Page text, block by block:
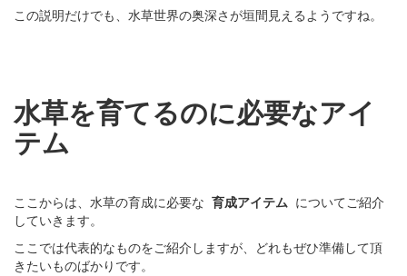
この説明だけでも、水草世界の奥深さが垣間見えるようですね。
水草を育てるのに必要なアイ
テム
ここからは、水草の育成に必要な 育成アイテム についてご紹介
していきます。
ここでは代表的なものをご紹介しますが、どれもぜひ準備して頂
きたいものばかりです。